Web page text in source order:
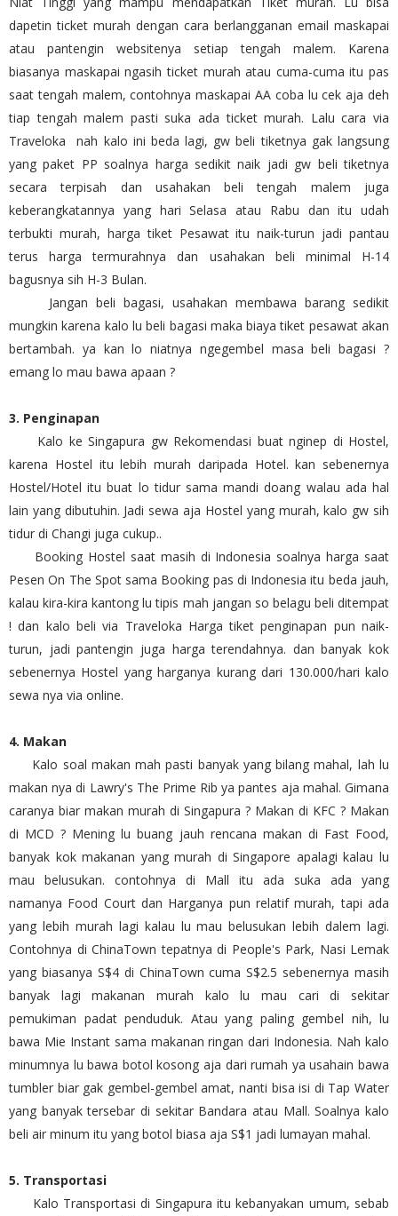
dapetin ticket murah dengan cara berlangganan email maskapai
atau pantengin websitenya setiap tengah malem. Karena
biasanya maskapai ngasih ticket murah atau cuma-cuma itu pas
saat tengah malem, contohnya maskapai AA coba lu cek aja deh
tiap tengah malem pasti suka ada ticket murah. Lalu cara via
Traveloka nah kalo ini beda lagi, gw beli tiketnya gak langsung
yang paket PP soalnya harga sedikit naik jadi gw beli tiketnya
secara terpisah dan usahakan beli tengah malem juga
keberangkatannya yang hari Selasa atau Rabu dan itu udah
terbukti murah, harga tiket Pesawat itu naik-turun jadi pantau
terus harga termurahnya dan usahakan beli minimal H-14
bagusnya sih H-3 Bulan.
Jangan beli bagasi, usahakan membawa barang sedikit
mungkin karena kalo lu beli bagasi maka biaya tiket pesawat akan
bertambah. ya kan lo niatnya ngegembel masa beli bagasi ?
emang lo mau bawa apaan ?
3. Penginapan
Kalo ke Singapura gw Rekomendasi buat nginep di Hostel,
karena Hostel itu lebih murah daripada Hotel. kan sebenernya
Hostel/Hotel itu buat lo tidur sama mandi doang walau ada hal
lain yang dibutuhin. Jadi sewa aja Hostel yang murah, kalo gw sih
tidur di Changi juga cukup..
Booking Hostel saat masih di Indonesia soalnya harga saat
Pesen On The Spot sama Booking pas di Indonesia itu beda jauh,
kalau kira-kira kantong lu tipis mah jangan so belagu beli ditempat
! dan kalo beli via Traveloka Harga tiket penginapan pun naik-
turun, jadi pantengin juga harga terendahnya. dan banyak kok
sebenernya Hostel yang harganya kurang dari 130.000/hari kalo
sewa nya via online.
4. Makan
Kalo soal makan mah pasti banyak yang bilang mahal, lah lu
makan nya di Lawry's The Prime Rib ya pantes aja mahal. Gimana
caranya biar makan murah di Singapura ? Makan di KFC ? Makan
di MCD ? Mening lu buang jauh rencana makan di Fast Food,
banyak kok makanan yang murah di Singapore apalagi kalau lu
mau belusukan. contohnya di Mall itu ada suka ada yang
namanya Food Court dan Harganya pun relatif murah, tapi ada
yang lebih murah lagi kalau lu mau belusukan lebih dalem lagi.
Contohnya di ChinaTown tepatnya di People's Park, Nasi Lemak
yang biasanya S$4 di ChinaTown cuma S$2.5 sebenernya masih
banyak lagi makanan murah kalo lu mau cari di sekitar
pemukiman padat penduduk. Atau yang paling gembel nih, lu
bawa Mie Instant sama makanan ringan dari Indonesia. Nah kalo
minumnya lu bawa botol kosong aja dari rumah ya usahain bawa
tumbler biar gak gembel-gembel amat, nanti bisa isi di Tap Water
yang banyak tersebar di sekitar Bandara atau Mall. Soalnya kalo
beli air minum itu yang botol biasa aja S$1 jadi lumayan mahal.
5. Transportasi
Kalo Transportasi di Singapura itu kebanyakan umum, sebab